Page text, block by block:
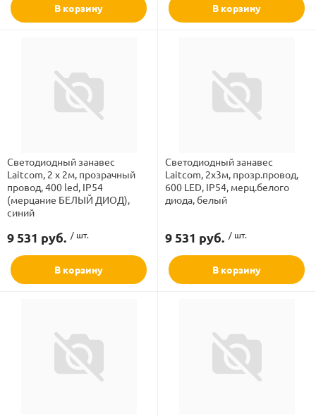
Степень защиты
Цвет свечения
В корзину В корзину
Светодиодный занавес
Laitcom, 2 x 2м, прозрачный
провод, 400 led, IP54
(мерцание БЕЛЫЙ ДИОД),
синий
9 531 руб. / шт.
В корзину
Светодиодный занавес
Laitcom, 2x3м, прозр.провод,
600 LED, IP54, мерц.белого
диода, белый
9 531 руб. / шт.
В корзину